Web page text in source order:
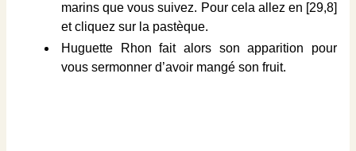
marins que vous suivez. Pour cela allez en [29,8]
et cliquez sur la pastèque.
Huguette Rhon fait alors son apparition pour
vous sermonner d’avoir mangé son fruit.